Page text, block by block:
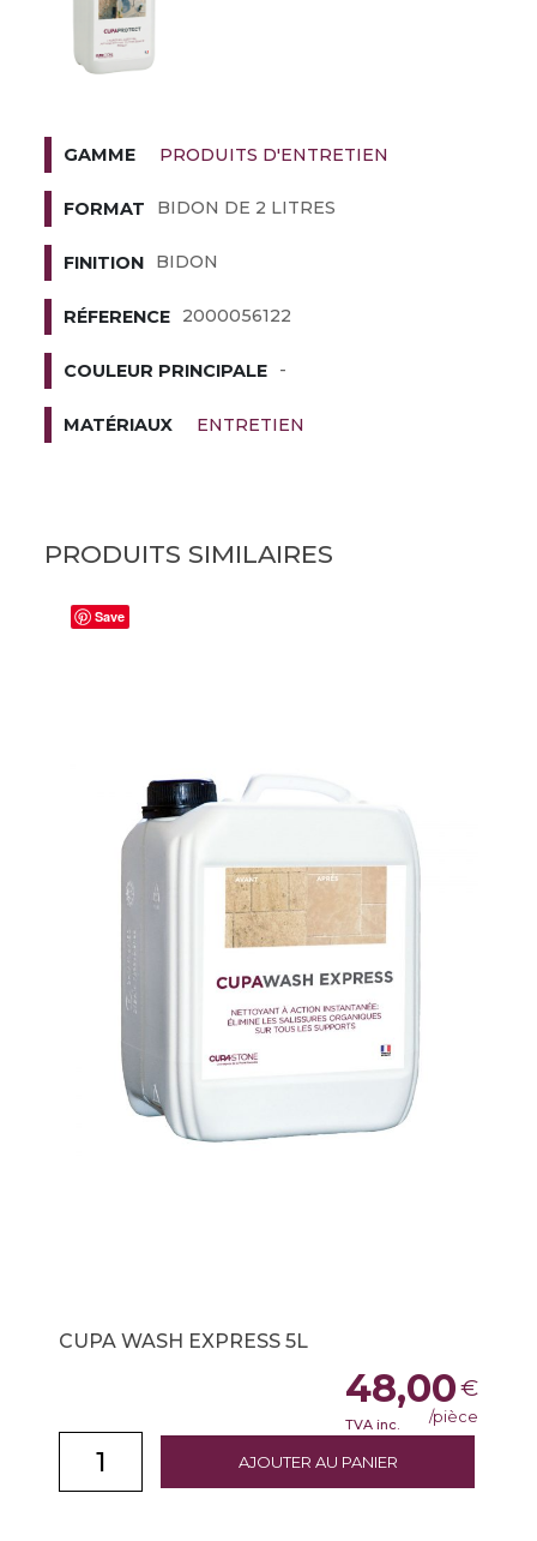
GAMME PRODUITS D'ENTRETIEN
FORMAT BIDON DE 2 LITRES
FINITION BIDON
RÉFERENCE 2000056122
COULEUR PRINCIPALE -
MATÉRIAUX ENTRETIEN
PRODUITS SIMILAIRES
Save
CUPA WASH EXPRESS 5L
AJOUTER AU PANIER
48,00€
TVA inc. /pièce